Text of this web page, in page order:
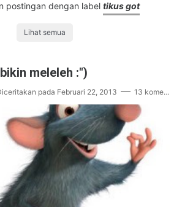
postingan dengan label tikus got
Lihat semua
meleleh :")
pada Februari 22, 2013 13 komentar